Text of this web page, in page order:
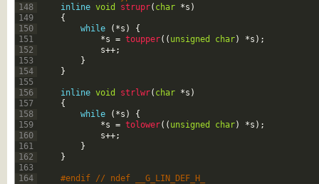
148
149
150
151
152
153
154
155
156
157
158
159
160
161
162
163
164
inline void strupr( char *s )
{
while
( *s )
{
*s = toupper( ( unsigned char) *s ) ;
s++;
}
}
inline void strlwr( char *s )
{
while
( *s )
{
*s = tolower( ( unsigned char) *s ) ;
s++;
}
}
#endif // ndef __G_LIN_DEF_H_